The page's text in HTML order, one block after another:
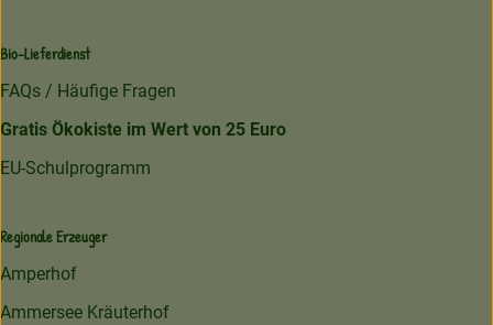
Bio-Lieferdienst
FAQs / Häufige Fragen
Gratis Ökokiste im Wert von 25 Euro
EU-Schulprogramm
Regionale Erzeuger
Amperhof
Ammersee Kräuterhof